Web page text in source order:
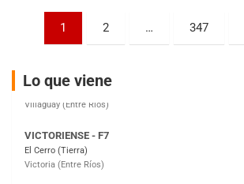
Paginación
entradas
1 2 … 347
Lo que viene
Villaguay (Entre Ríos)
El Cerro (Tierra)
Victoria (Entre Ríos)
Moto Club Reginense (Tierra)
Gral. E. Godoy (Río Negro)